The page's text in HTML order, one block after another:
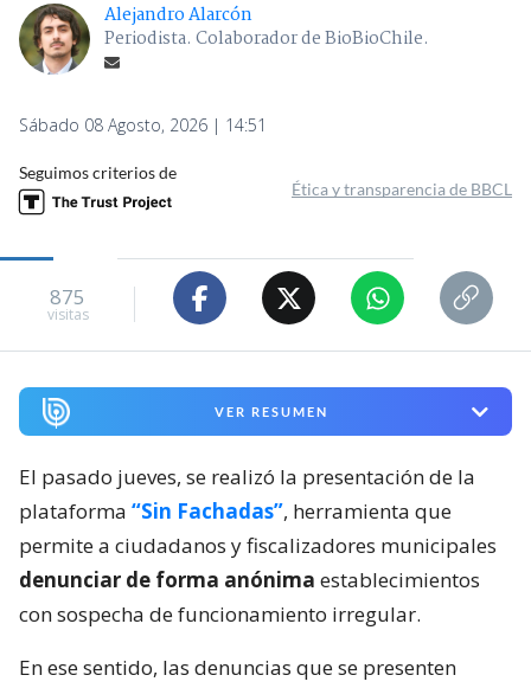
Alejandro Alarcón
Periodista. Colaborador de BioBioChile.
Sábado 08 Agosto, 2026 | 14:51
Seguimos criterios de
Ética y transparencia de BBCL
875
visitas
VER RESUMEN
El pasado jueves, se realizó la presentación de la
plataforma “Sin Fachadas”, herramienta que
permite a ciudadanos y fiscalizadores municipales
denunciar de forma anónima establecimientos
con sospecha de funcionamiento irregular.
En ese sentido, las denuncias que se presenten